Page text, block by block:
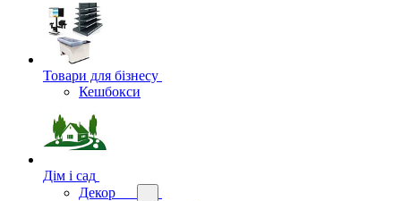
Товари для бізнесу
Кешбокси
Дім і сад
Декор